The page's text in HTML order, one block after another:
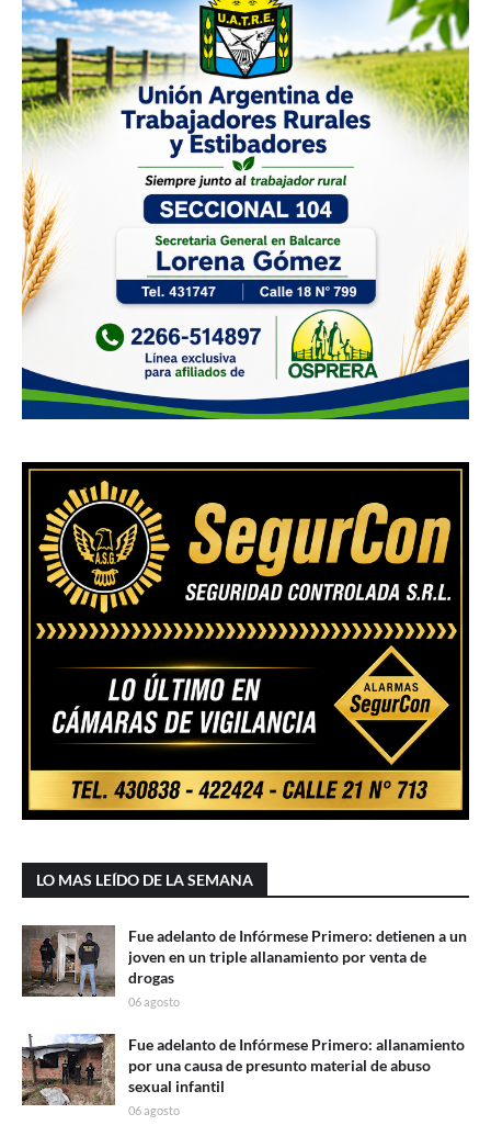
LO MAS LEÍDO DE LA SEMANA
Fue adelanto de Infórmese Primero: detienen a un
joven en un triple allanamiento por venta de
drogas
06 agosto
Fue adelanto de Infórmese Primero: allanamiento
por una causa de presunto material de abuso
sexual infantil
06 agosto